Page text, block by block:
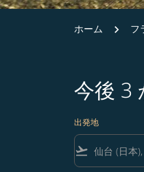
ホーム フ
今後 3
出発地
flight_takeoff